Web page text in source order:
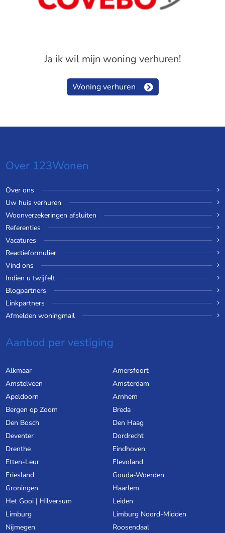
Ja ik wil mijn woning verhuren!
Woning verhuren
Over 123Wonen
Over ons
Uw huis verhuren
Woonverzekeringen afsluiten
Referenties
Vacatures
Reactieformulier
Vind ons
Indien u twijfelt
Blogpartners
Linkpartners
Afmelden woningmail
Aanbod per vestiging
Alkmaar
Amersfoort
Amstelveen
Amsterdam
Apeldoorn
Arnhem
Bergen op Zoom
Breda
Den Bosch
Den Haag
Deventer
Dordrecht
Drenthe
Eindhoven
Etten-Leur
Flevoland
Friesland
Gouda-Woerden
Groningen
Haarlem
Het Gooi | Hilversum
Leiden
Limburg
Limburg Noord-Midden
Nijmegen
Roosendaal